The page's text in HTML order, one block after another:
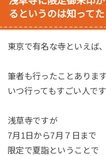
るというのは知ってた
東京で有名な寺といえば
筆者も行ったことありま
いつ行ってもすごい人です
浅草寺ですが
7月1日から7月７日まで
限定で夏詣ということで